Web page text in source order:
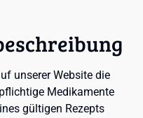
unserer Website die
Medikamente
gültigen Rezepts